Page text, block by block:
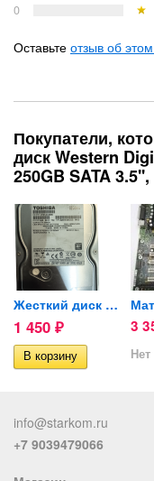
0
Оставьте отзыв об
Покупатели,
диск Western
250GB SATA
Жесткий диск Toshiba 500GB...
1 450 ₽ 3
info@starkom.ru
+7 9039479066